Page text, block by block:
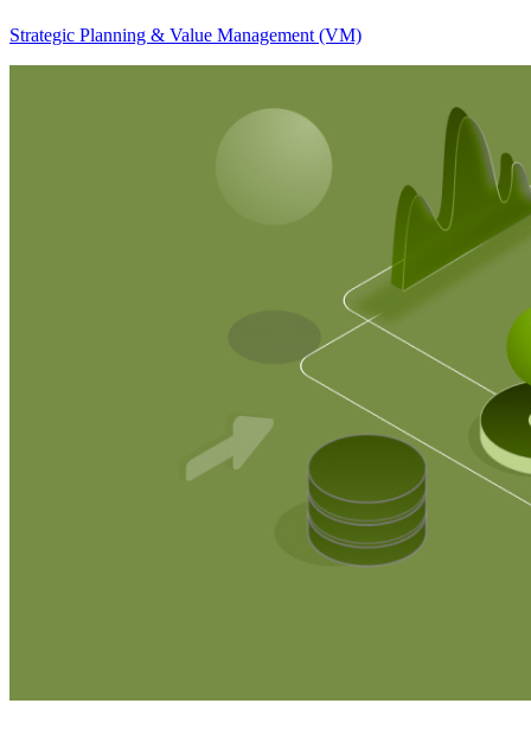
Strategic Planning & Value Management (VM)